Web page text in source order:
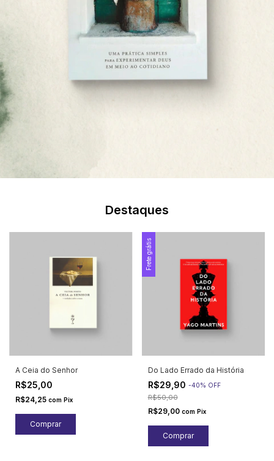
Destaques
A Ceia do Senhor
R$25,00
R$24,25 com Pix
Frete grátis
Do Lado Errado da História
R$29,90 -40% OFF
R$50,00
R$29,00 com Pix